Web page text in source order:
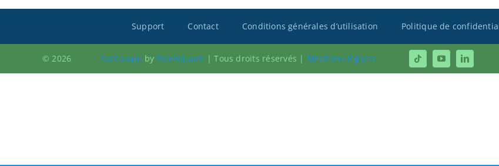
Support Contact Conditions générales d’utilisation Politique de
© 2026 Sarea.app by Pixelsquare |Tous droits réservés | Mentions légales